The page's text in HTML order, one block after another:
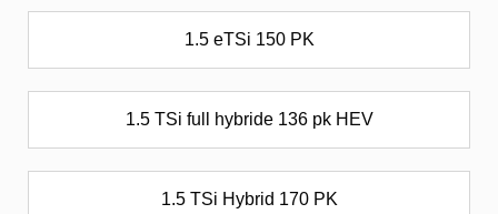
1.5 eTSi 150 PK
1.5 TSi full hybride 136 pk HEV
1.5 TSi Hybrid 170 PK